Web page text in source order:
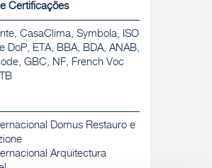
Certificações
CasaClima, Symbola, ISO
DoP, ETA, BBA, BDA, ANAB,
GBC, NF, French Voc
Domus Restauro e
Arquitectura